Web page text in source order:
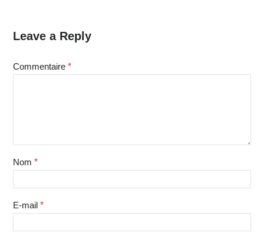
Leave a Reply
Commentaire *
Nom *
E-mail *